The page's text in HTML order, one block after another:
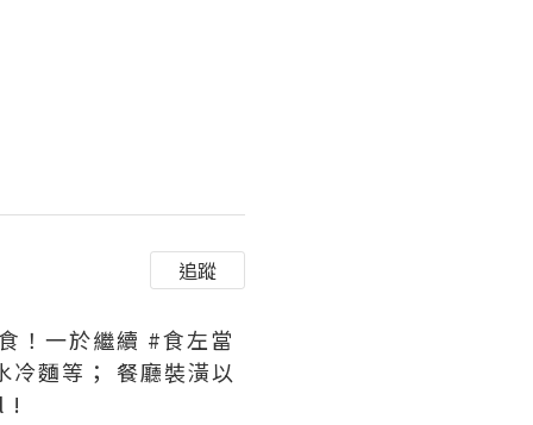
追蹤
！一於繼續 #食左當
冷麵等； 餐廳裝潢以
!